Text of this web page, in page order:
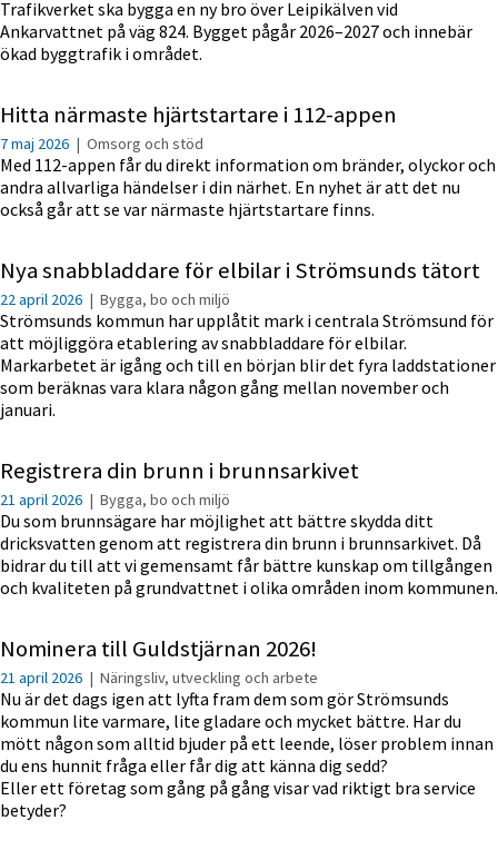
Trafikverket ska bygga en ny bro över Leipikälven vid
Ankarvattnet på väg 824. Bygget pågår 2026–2027 och innebär
ökad byggtrafik i området.
Hitta närmaste hjärtstartare i 112-appen
7 maj 2026 | Omsorg och stöd
Med 112-appen får du direkt information om bränder, olyckor och
andra allvarliga händelser i din närhet. En nyhet är att det nu
också går att se var närmaste hjärtstartare finns.
Nya snabbladdare för elbilar i Strömsunds tätort
22 april 2026 | Bygga, bo och miljö
Strömsunds kommun har upplåtit mark i centrala Strömsund för
att möjliggöra etablering av snabbladdare för elbilar.
Markarbetet är igång och till en början blir det fyra laddstationer
som beräknas vara klara någon gång mellan november och
januari.
Registrera din brunn i brunnsarkivet
21 april 2026 | Bygga, bo och miljö
Du som brunnsägare har möjlighet att bättre skydda ditt
dricksvatten genom att registrera din brunn i brunnsarkivet. Då
bidrar du till att vi gemensamt får bättre kunskap om tillgången
och kvaliteten på grundvattnet i olika områden inom kommunen.
Nominera till Guldstjärnan 2026!
21 april 2026 | Näringsliv, utveckling och arbete
Nu är det dags igen att lyfta fram dem som gör Strömsunds
kommun lite varmare, lite gladare och mycket bättre. Har du
mött någon som alltid bjuder på ett leende, löser problem innan
du ens hunnit fråga eller får dig att känna dig sedd?
Eller ett företag som gång på gång visar vad riktigt bra service
betyder?